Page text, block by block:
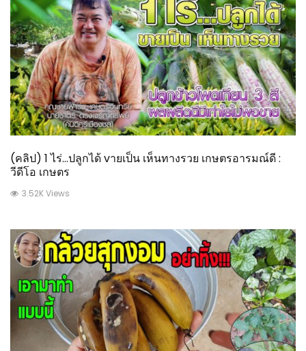
(คลิป) 1 ไร่…ปลูกได้ vายเป็น เห็นทางรวย เกษตรอารมณ์ดี :
วีดีโอ เกษตร
3.52K Views